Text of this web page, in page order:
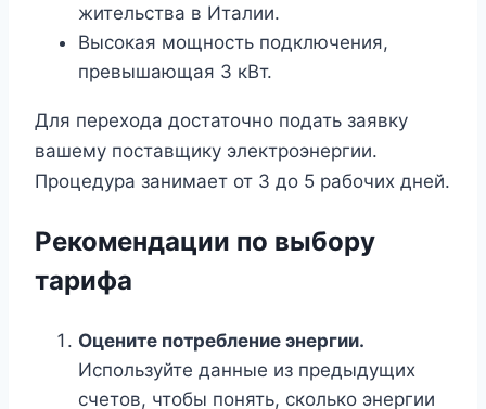
жительства в Италии.
Высокая мощность подключения,
превышающая 3 кВт.
Для перехода достаточно подать заявку
вашему поставщику электроэнергии.
Процедура занимает от 3 до 5 рабочих дней.
Рекомендации по выбору
тарифа
Оцените потребление энергии.
Используйте данные из предыдущих
счетов, чтобы понять, сколько энергии